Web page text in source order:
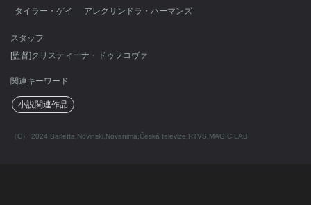
タイラー・ゲイ
アレクサンドラ・ハーマンズ
スタッフ
[監督]クリスティーナ・ドゥフコヴァ
関連キーワード
小説関連作品
（C） 2024 Barletta,Novinski,Novanima,Česká televize,RTVS,MAGIC LAB